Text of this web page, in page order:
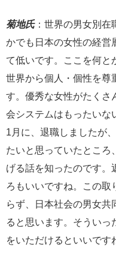
菊地氏：世界の男女別在
かでも日本の女性の経営
て低いです。ここを何と
世界から個人・個性を尊
す。優秀な女性がたくさ
会システムはもったいな
1月に、退職しましたが
たいと思っていたところ
げる話を知ったのです。
ろもいいですね。この取
らず、日本社会の男女共
ると思います。そういっ
をいただけるといいです